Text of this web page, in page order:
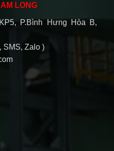
LONG
P.Bình Hưng Hòa B,
SMS, Zalo )